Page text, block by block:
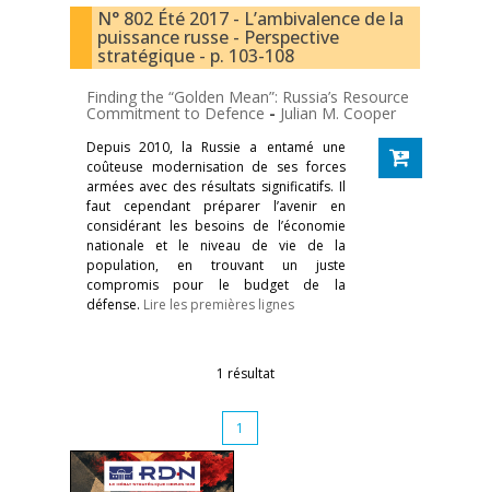
N° 802 Été 2017 - L’ambivalence de la
puissance russe - Perspective
stratégique - p. 103-108
Finding the “Golden Mean”: Russia’s Resource
Commitment to Defence - Julian M. Cooper
Depuis 2010, la Russie a entamé une
coûteuse modernisation de ses forces
armées avec des résultats significatifs. Il
faut cependant préparer l’avenir en
considérant les besoins de l’économie
nationale et le niveau de vie de la
population, en trouvant un juste
compromis pour le budget de la
défense. Lire les premières lignes
1 résultat
1